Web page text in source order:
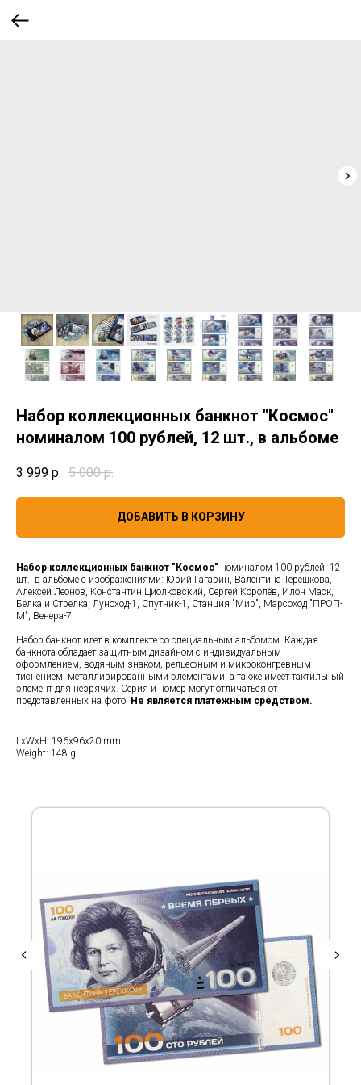
Набор коллекционных банкнот "Космос"
номиналом 100 рублей, 12 шт., в альбоме
3 999 р. 5 000 р.
ДОБАВИТЬ В КОРЗИНУ
Набор коллекционных банкнот "Космос" номиналом 100 рублей, 12
шт., в альбоме с изображениями: Юрий Гагарин, Валентина Терешкова,
Алексей Леонов, Константин Циолковский, Сергей Королёв, Илон Маск,
Белка и Стрелка, Луноход-1, Спутник-1, Станция "Мир", Марсоход "ПРОП-
М", Венера-7.
Набор банкнот идет в комплекте со специальным альбомом. Каждая
банкнота обладает защитным дизайном с индивидуальным
оформлением, водяным знаком, рельефным и микроконгревным
тиснением, металлизированными элементами, а также имеет тактильный
элемент для незрячих. Серия и номер могут отличаться от
представленных на фото. Не является платежным средством.
LxWxH: 196x96x20 mm
Weight: 148 g